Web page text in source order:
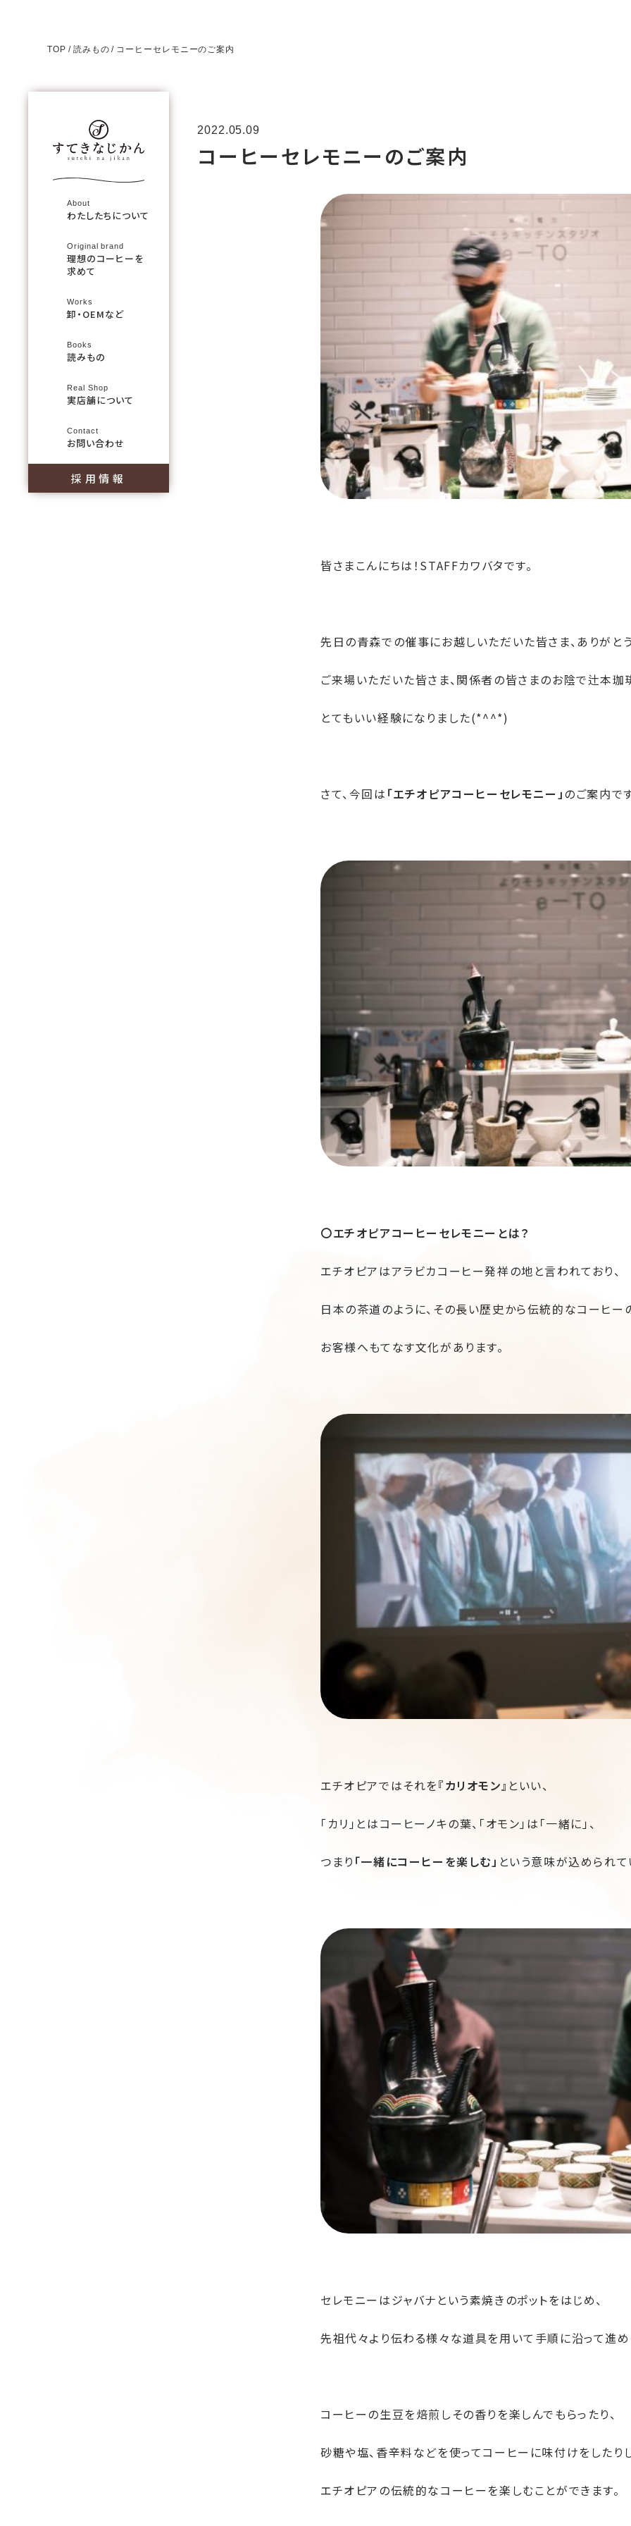
About
わたしたちについて
Original brand
理想のコーヒーを
求めて
Works
卸・OEMなど
Books
読みもの
Real Shop
実店舗について
Contact
お問い合わせ
採用情報
TOP 読みもの コーヒーセレモニーのご案内
2022.05.09
コーヒーセレモニーのご案内
皆さまこんにちは！STAFFカワバタです。
先日の青森での催事にお越しいただいた皆さま、ありがと
ご来場いただいた皆さま、関係者の皆さまのお陰で辻本珈
とてもいい経験になりました(*^^*)
さて、今回は 「エチオピアコーヒーセレモニー」のご案内で
〇エチオピアコーヒーセレモニーとは？
エチオピアはアラビカコーヒー発祥の地と言われており、
日本の茶道のように、その長い歴史から伝統的なコーヒー
お客様へもてなす文化があります。
エチオピアではそれを『カリオモン』 といい、
「カリ」とはコーヒーノキの葉、「オモン」は「一緒に」、
つまり 「一緒にコーヒーを楽しむ」 という意味が込められて
セレモニーはジャバナという素焼きのポットをはじめ、
先祖代々より伝わる様々な道具を用いて手順に沿って進め
コーヒーの生豆を焙煎しその香りを楽しんでもらったり、
砂糖や塩、香辛料などを使ってコーヒーに味付けをしたり
エチオピアの伝統的なコーヒーを楽しむことができます。